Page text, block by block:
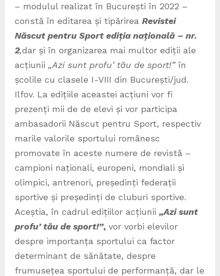
– modulul realizat în București în 2022 –
constă în editarea și tipărirea Revistei
Născut pentru Sport ediția națională – nr.
2,dar și în organizarea mai multor ediții ale
acțiunii „Azi sunt profu’ tău de sport!”în
școlile cu clasele I-VIII din București/jud.
Ilfov. La edițiile aceastei acțiuni vor fi
prezenți mii de de elevi și vor participa
ambasadorii Născut pentru Sport, respectiv
marile valorile sportului românesc
promovate în aceste numere de revistă –
campioni naționali, europeni, mondiali și
olimpici, antrenori, președinți federații
sportive și președinți de cluburi sportive.
Aceștia, în cadrul edițiilor acțiunii „Azi sunt
profu’ tău de sport!”, vor vorbi elevilor
despre importanța sportului ca factor
determinant de sănătate, despre
frumusețea sportului de performanță, dar le